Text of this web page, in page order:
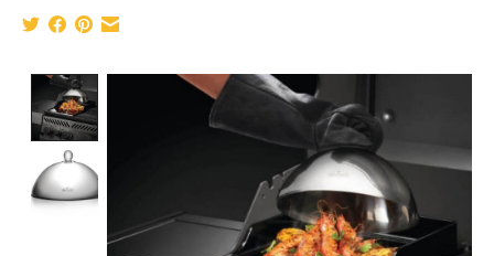
Product image slideshow Items